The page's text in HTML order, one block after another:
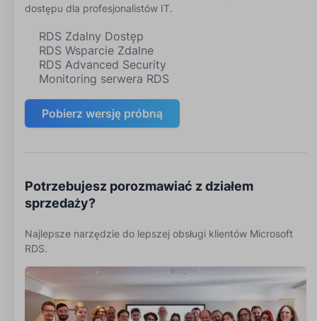
dostępu dla profesjonalistów IT.
RDS Zdalny Dostęp
RDS Wsparcie Zdalne
RDS Advanced Security
Monitoring serwera RDS
Pobierz wersję próbną
Potrzebujesz porozmawiać z działem
sprzedaży?
Najlepsze narzędzie do lepszej obsługi klientów Microsoft
RDS.